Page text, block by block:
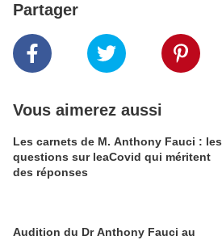
Partager
Vous aimerez aussi
Les carnets de M. Anthony Fauci : les
questions sur leaCovid qui méritent
des réponses
Audition du Dr Anthony Fauci au